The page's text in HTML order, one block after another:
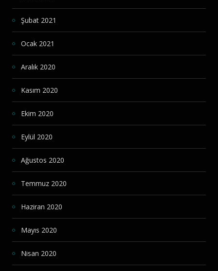
Şubat 2021
Ocak 2021
Aralık 2020
Kasım 2020
Ekim 2020
Eylül 2020
Ağustos 2020
Temmuz 2020
Haziran 2020
Mayıs 2020
Nisan 2020